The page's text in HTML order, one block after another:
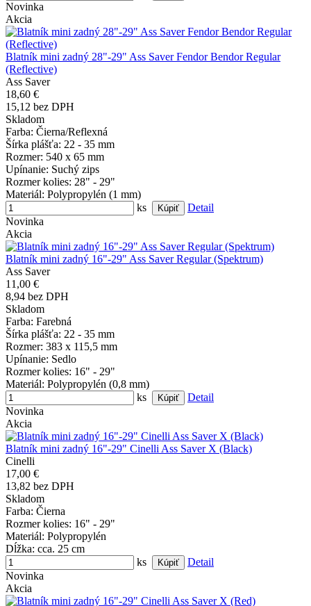
Novinka
Akcia
Blatník mini zadný 28"-29" Ass Saver Fendor Bendor Regular
(Reflective)
Ass Saver
18,60 €
15,12 bez DPH
Skladom
Farba: Čierna/Reflexná
Šírka plášťa: 22 - 35 mm
Rozmer: 540 x 65 mm
Upínanie: Suchý zips
Rozmer kolies: 28" - 29"
Materiál: Polypropylén (1 mm)
ks
Detail
Novinka
Akcia
Blatník mini zadný 16"-29" Ass Saver Regular (Spektrum)
Ass Saver
11,00 €
8,94 bez DPH
Skladom
Farba: Farebná
Šírka plášťa: 22 - 35 mm
Rozmer: 383 x 115,5 mm
Upínanie: Sedlo
Rozmer kolies: 16" - 29"
Materiál: Polypropylén (0,8 mm)
ks
Detail
Novinka
Akcia
Blatník mini zadný 16"-29" Cinelli Ass Saver X (Black)
Cinelli
17,00 €
13,82 bez DPH
Skladom
Farba: Čierna
Rozmer kolies: 16" - 29"
Materiál: Polypropylén
Dĺžka: cca. 25 cm
ks
Detail
Novinka
Akcia